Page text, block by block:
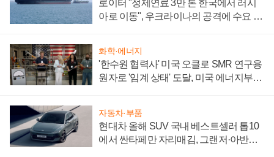
로이터 "정제연료 3만 톤 한국에서 러시
아로 이동", 우크라이나의 공격에 수요 늘
화학·에너지
'한수원 협력사' 미국 오클로 SMR 연구용
원자로 '임계 상태' 도달, 미국 에너지부
자동차·부품
현대차 올해 SUV 국내 베스트셀러 톱10
에서 싼타페만 자리매김, 그랜저·아반떼